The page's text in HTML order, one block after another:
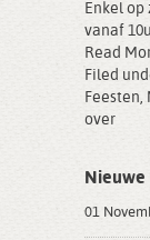
Enkel op
vanaf
Read
Filed
Feesten,
over
Nieuwe
01